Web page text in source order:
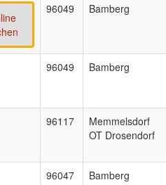
96049 Bamberg
96049 Bamberg
96117
Memmelsdorf
OT Drosendorf
96047 Bamberg